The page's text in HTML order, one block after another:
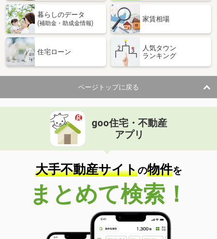
暮らしのデータ
(補助金・助成金情報)
家賃相場
住宅ローン
人気タウン
ランキング
ページトップに戻る
goo住宅・不動産
アプリ
大手不動産サイトの物件を
まとめて検索！